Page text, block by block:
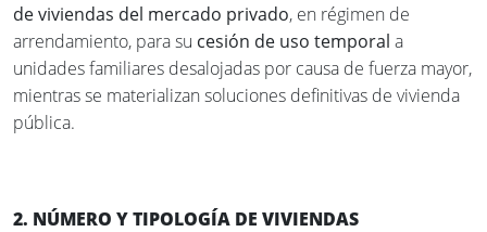
de viviendas del mercado privado, en régimen de
arrendamiento, para su cesión de uso temporal a
unidades familiares desalojadas por causa de fuerza mayor,
mientras se materializan soluciones definitivas de vivienda
pública.
2. NÚMERO Y TIPOLOGÍA DE VIVIENDAS